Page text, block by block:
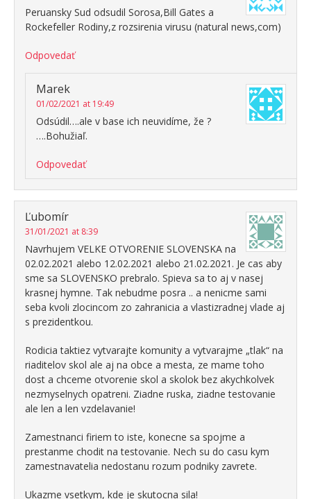
Peruansky Sud odsudil Sorosa,Bill Gates a
Rockefeller Rodiny,z rozsirenia virusu (natural news,com)
Odpovedať
Marek
01/02/2021 at 19:49
Odsúdil….ale v base ich neuvidíme, že ?
….Bohužiaľ.
Odpovedať
Ľubomír
31/01/2021 at 8:39
Navrhujem VELKE OTVORENIE SLOVENSKA na
02.02.2021 alebo 12.02.2021 alebo 21.02.2021. Je cas aby
sme sa SLOVENSKO prebralo. Spieva sa to aj v nasej
krasnej hymne. Tak nebudme posra .. a nenicme sami
seba kvoli zlocincom zo zahranicia a vlastizradnej vlade aj
s prezidentkou.
Rodicia taktiez vytvarajte komunity a vytvarajme „tlak“ na
riaditelov skol ale aj na obce a mesta, ze mame toho
dost a chceme otvorenie skol a skolok bez akychkolvek
nezmyselnych opatreni. Ziadne ruska, ziadne testovanie
ale len a len vzdelavanie!
Zamestnanci firiem to iste, konecne sa spojme a
prestanme chodit na testovanie. Nech su do casu kym
zamestnavatelia nedostanu rozum podniky zavrete.
Ukazme vsetkym, kde je skutocna sila!